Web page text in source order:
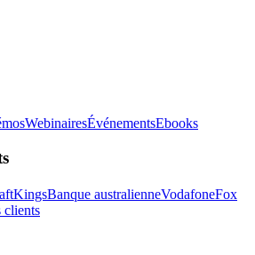
WebinairesÉvénementsEbooks
Banque australienneVodafoneFox
clients